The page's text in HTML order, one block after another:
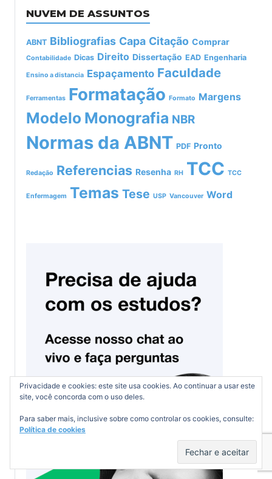
NUVEM DE ASSUNTOS
ABNT Bibliografias Capa Citação Comprar
Contabilidade Dicas Direito Dissertação EAD Engenharia
Ensino a distancia Espaçamento Faculdade
Ferramentas Formatação Formato Margens
Modelo Monografia NBR
Normas da ABNT PDF Pronto
Redação Referencias Resenha RH TCC TCC
Enfermagem Temas Tese USP Vancouver Word
Privacidade e cookies: este site usa cookies. Ao continuar a usar este
site, você concorda com o uso deles.
Para saber mais, inclusive sobre como controlar os cookies, consulte:
Política de cookies